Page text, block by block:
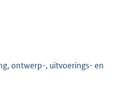
ontwerp-, uitvoerings- en